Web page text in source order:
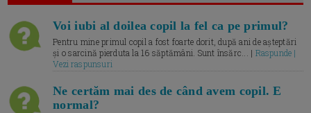
Voi iubi al doilea copil la fel ca pe primul?
Pentru mine primul copil a fost foarte dorit, după ani de așteptări
și o sarcină pierduta la 16 săptămâni. Sunt însărc... | Raspunde |
Vezi raspunsuri
Ne certăm mai des de când avem copil. E
normal?